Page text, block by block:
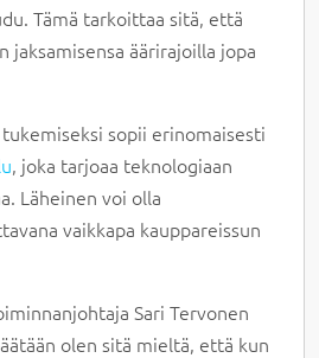
Tämä tarkoittaa sitä, että
jaksamisensa äärirajoilla jopa
sopii erinomaisesti
, joka tarjoaa teknologiaan
Läheinen voi olla
vaikkapa kauppareissun
Sari Tervonen
olen sitä mieltä, että kun